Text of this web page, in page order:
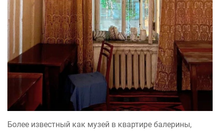
Более известный как музей в квартире балерины,